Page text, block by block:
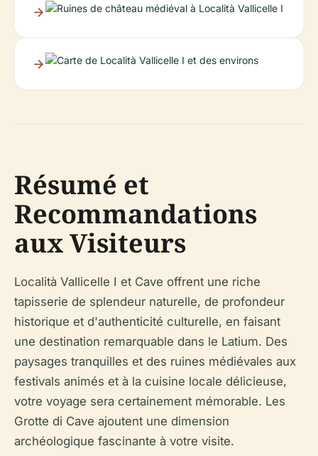
Résumé et
Recommandations
aux Visiteurs
Località Vallicelle I et Cave offrent une riche
tapisserie de splendeur naturelle, de profondeur
historique et d'authenticité culturelle, en faisant
une destination remarquable dans le Latium. Des
paysages tranquilles et des ruines médiévales aux
festivals animés et à la cuisine locale délicieuse,
votre voyage sera certainement mémorable. Les
Grotte di Cave ajoutent une dimension
archéologique fascinante à votre visite.